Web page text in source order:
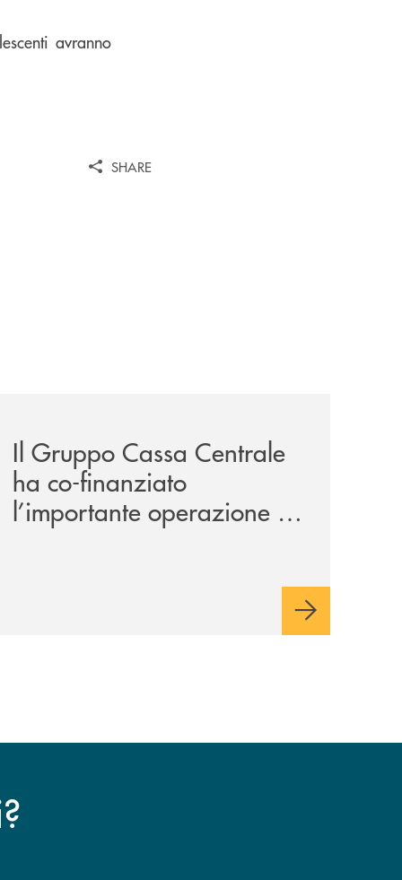
avranno
SHARE
Il Gruppo Cassa Centrale
ha co-finanziato
l’importante operazione di
acquisto dell’Hotel
?